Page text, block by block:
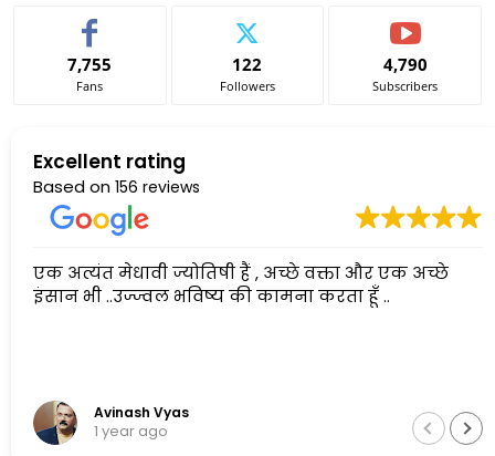
7,755
Fans
122
Followers
4,790
Subscribers
Excellent rating
Based on 156 reviews
एक अत्यंत मेधावी ज्योतिषी हैं , अच्छे वक्ता और एक अच्छे
इंसान भी ..उज्ज्वल भविष्य की कामना करता हूँ ..
Avinash Vyas
1 year ago